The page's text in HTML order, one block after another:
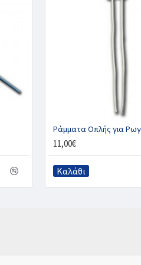
Ράμματα Οπλής για
11,00€
Καλάθι